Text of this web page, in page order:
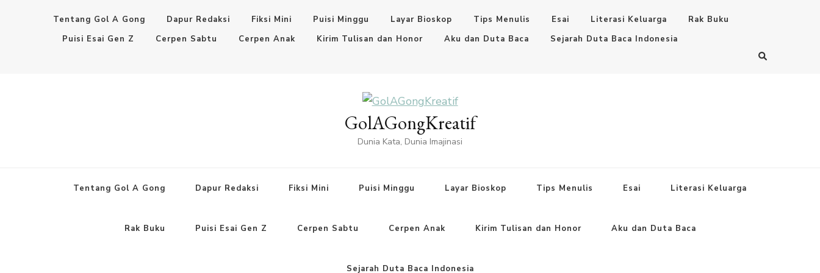
Tentang Gol A Gong Dapur Redaksi Fiksi Mini Puisi Minggu Layar Bioskop Tips Menulis Esai Literasi Keluarga
Rak Buku
Puisi Esai Gen Z
Cerpen Sabtu Cerpen Anak Kirim Tulisan dan Honor Aku dan Duta Baca Sejarah Duta Baca Indonesia
GolAGongKreatif
Dunia Kata, Dunia Imajinasi
Tentang Gol A Gong Dapur Redaksi Fiksi Mini Puisi Minggu Layar Bioskop Tips Menulis Esai Literasi Keluarga
Rak Buku Puisi Esai Gen Z Cerpen Sabtu Cerpen Anak Kirim Tulisan dan Honor Aku dan Duta Baca
Sejarah Duta Baca Indonesia